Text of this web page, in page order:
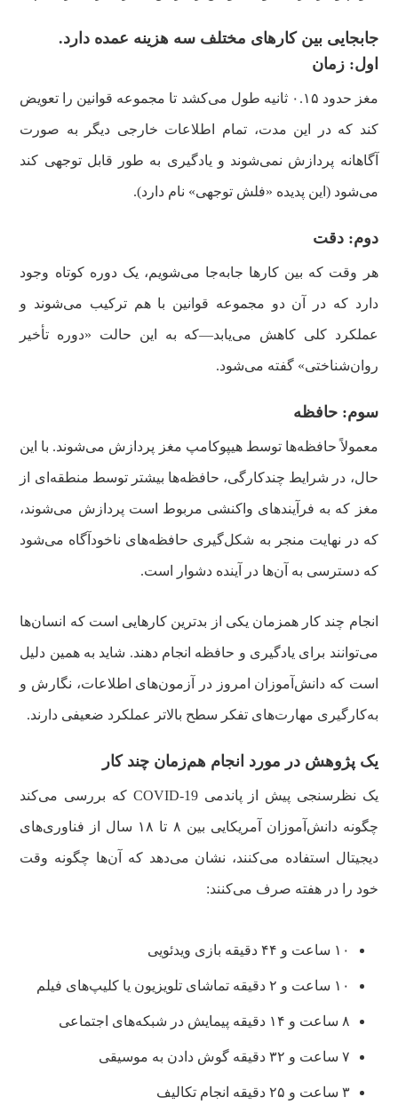
جابجایی بین کارهای مختلف سه هزینه عمده دارد.
اول: زمان
مغز حدود ۰.۱۵ ثانیه طول می‌کشد تا مجموعه قوانین را تعویض
کند که در این مدت، تمام اطلاعات خارجی دیگر به صورت
آگاهانه پردازش نمی‌شوند و یادگیری به طور قابل توجهی کند
می‌شود (این پدیده «فلش توجهی» نام دارد).
دوم: دقت
هر وقت که بین کارها جابه‌جا می‌شویم، یک دوره کوتاه وجود
دارد که در آن دو مجموعه قوانین با هم ترکیب می‌شوند و
عملکرد کلی کاهش می‌یابد—که به این حالت «دوره تأخیر
روان‌شناختی» گفته می‌شود.
سوم: حافظه
معمولاً حافظه‌ها توسط هیپوکامپ مغز پردازش می‌شوند. با این
حال، در شرایط چندکارگی، حافظه‌ها بیشتر توسط منطقه‌ای از
مغز که به فرآیندهای واکنشی مربوط است پردازش می‌شوند،
که در نهایت منجر به شکل‌گیری حافظه‌های ناخودآگاه می‌شود
که دسترسی به آن‌ها در آینده دشوار است.
انجام چند کار همزمان یکی از بدترین کارهایی است که انسان‌ها
می‌توانند برای یادگیری و حافظه انجام دهند. شاید به همین دلیل
است که دانش‌آموزان امروز در آزمون‌های اطلاعات، نگارش و
به‌کارگیری مهارت‌های تفکر سطح بالاتر عملکرد ضعیفی دارند.
یک پژوهش در مورد انجام هم‌زمان چند کار
یک نظرسنجی پیش از پاندمی COVID-19 که بررسی می‌کند
چگونه دانش‌آموزان آمریکایی بین ۸ تا ۱۸ سال از فناوری‌های
دیجیتال استفاده می‌کنند، نشان می‌دهد که آن‌ها چگونه وقت
خود را در هفته صرف می‌کنند:
۱۰ ساعت و ۴۴ دقیقه بازی ویدئویی
۱۰ ساعت و ۲ دقیقه تماشای تلویزیون یا کلیپ‌های فیلم
۸ ساعت و ۱۴ دقیقه پیمایش در شبکه‌های اجتماعی
۷ ساعت و ۳۲ دقیقه گوش دادن به موسیقی
۳ ساعت و ۲۵ دقیقه انجام تکالیف